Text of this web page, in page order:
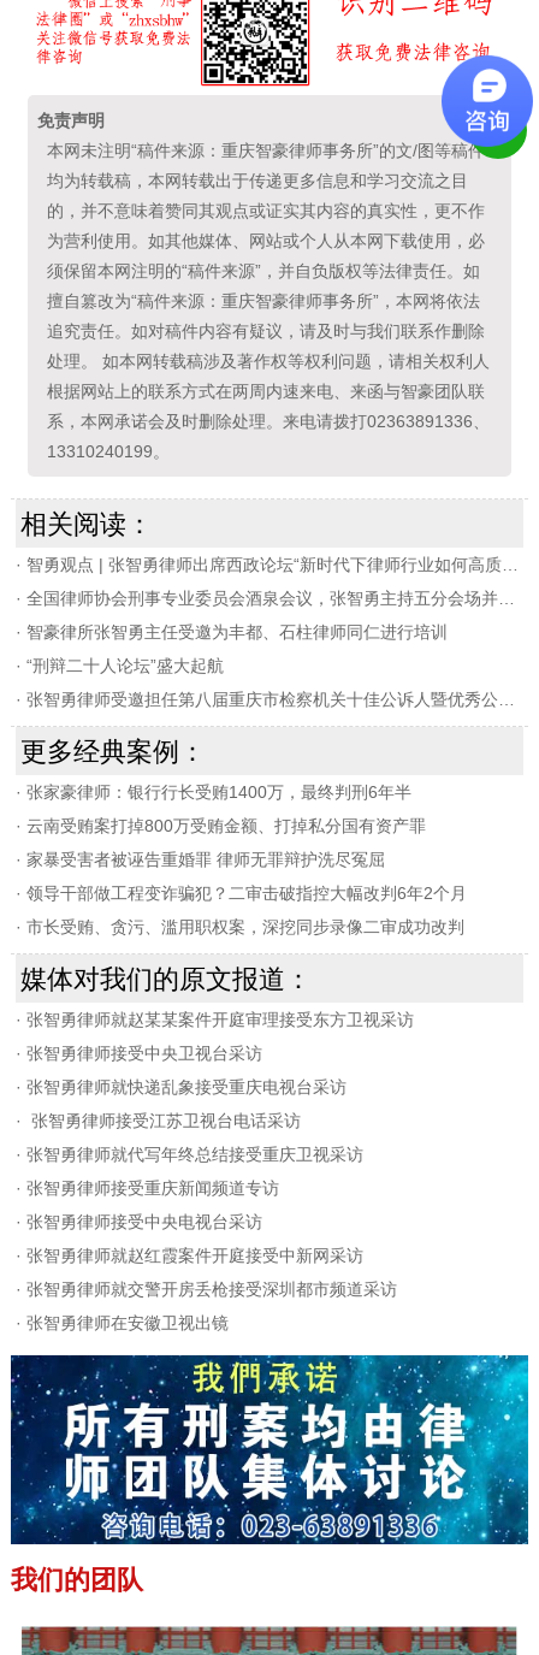
免责声明
本网未注明“稿件来源：重庆智豪律师事务所”的文/图等稿件
均为转载稿，本网转载出于传递更多信息和学习交流之目
的，并不意味着赞同其观点或证实其内容的真实性，更不作
为营利使用。如其他媒体、网站或个人从本网下载使用，必
须保留本网注明的“稿件来源”，并自负版权等法律责任。如
擅自篡改为“稿件来源：重庆智豪律师事务所”，本网将依法
追究责任。如对稿件内容有疑议，请及时与我们联系作删除
处理。 如本网转载稿涉及著作权等权利问题，请相关权利人
根据网站上的联系方式在两周内速来电、来函与智豪团队联
系，本网承诺会及时删除处理。来电请拨打02363891336、
13310240199。
相关阅读：
· 智勇观点 | 张智勇律师出席西政论坛“新时代下律师行业如何高质量发展”
· 全国律师协会刑事专业委员会酒泉会议，张智勇主持五分会场并发言
· 智豪律所张智勇主任受邀为丰都、石柱律师同仁进行培训
· “刑辩二十人论坛”盛大起航
· 张智勇律师受邀担任第八届重庆市检察机关十佳公诉人暨优秀公诉人决赛评委
更多经典案例：
· 张家豪律师：银行行长受贿1400万，最终判刑6年半
· 云南受贿案打掉800万受贿金额、打掉私分国有资产罪
· 家暴受害者被诬告重婚罪 律师无罪辩护洗尽冤屈
· 领导干部做工程变诈骗犯？二审击破指控大幅改判6年2个月
· 市长受贿、贪污、滥用职权案，深挖同步录像二审成功改判
媒体对我们的原文报道：
· 张智勇律师就赵某某案件开庭审理接受东方卫视采访
· 张智勇律师接受中央卫视台采访
· 张智勇律师就快递乱象接受重庆电视台采访
·
张智勇律师接受江苏卫视台电话采访
· 张智勇律师就代写年终总结接受重庆卫视采访
· 张智勇律师接受重庆新闻频道专访
· 张智勇律师接受中央电视台采访
· 张智勇律师就赵红霞案件开庭接受中新网采访
· 张智勇律师就交警开房丢枪接受深圳都市频道采访
· 张智勇律师在安徽卫视出镜
我们的团队